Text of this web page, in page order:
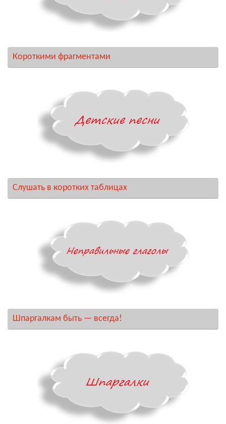
Короткими фрагментами
Слушать в коротких таблицах
Шпаргалкам быть — всегда!